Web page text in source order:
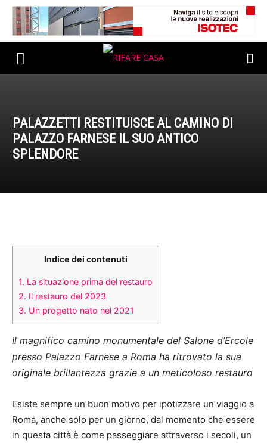
PALAZZETTI RESTITUISCE AL CAMINO DI
PALAZZO FARNESE IL SUO ANTICO
SPLENDORE
Indice dei contenuti
1. La situazione prima del restauro
2. Il restauro del 2023
3. Un progetto nato nel 2021
Il magnifico camino monumentale del Salone d’Ercole
presso Palazzo Farnese a Roma ha ritrovato la sua
originale brillantezza grazie a un meticoloso restauro
Esiste sempre un buon motivo per ipotizzare un viaggio a
Roma, anche solo per un giorno, dal momento che essere
in questa città è come passeggiare attraverso i secoli, un